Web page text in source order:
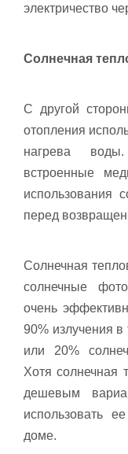
электричество
Солнечная
С другой
отопления
нагрева
встроенные
использования
перед
Солнечная
солнечные
очень
90% излучения
или 20%
Хотя солнечная
дешевым
использовать
доме.